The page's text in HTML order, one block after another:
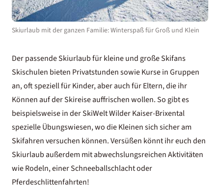
Skiurlaub mit der ganzen Familie: Winterspaß für Groß und Klein
Der passende Skiurlaub für kleine und große Skifans
Skischulen bieten Privatstunden sowie Kurse in Gruppen
an, oft speziell für Kinder, aber auch für Eltern, die ihr
Können auf der Skireise auffrischen wollen. So gibt es
beispielsweise in der SkiWelt Wilder Kaiser-Brixental
spezielle Übungswiesen, wo die Kleinen sich sicher am
Skifahren versuchen können. Versüßen könnt ihr euch den
Skiurlaub außerdem mit abwechslungsreichen Aktivitäten
wie Rodeln, einer Schneeballschlacht oder
Pferdeschlittenfahrten!